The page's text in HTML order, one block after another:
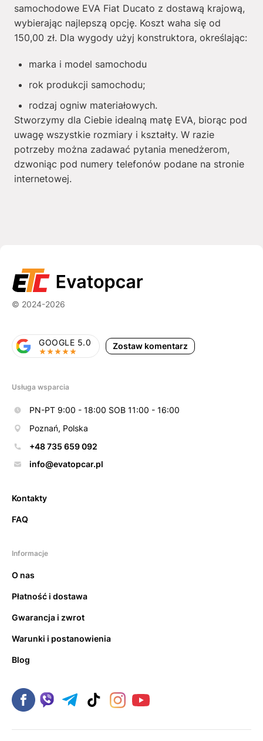
samochodowe EVA Fiat Ducato z dostawą krajową,
wybierając najlepszą opcję. Koszt waha się od
150,00 zł. Dla wygody użyj konstruktora, określając:
marka i model samochodu
rok produkcji samochodu;
rodzaj ogniw materiałowych.
Stworzymy dla Ciebie idealną matę EVA, biorąc pod
uwagę wszystkie rozmiary i kształty. W razie
potrzeby można zadawać pytania menedżerom,
dzwoniąc pod numery telefonów podane na stronie
internetowej.
© 2024-2026
Zostaw komentarz
GOOGLE 5.0
Usługa wsparcia
PN-PT 9:00 - 18:00 SOB 11:00 - 16:00
Poznań, Polska
+48 735 659 092
info@evatopcar.pl
Kontakty
FAQ
Informacje
O nas
Płatność i dostawa
Gwarancja i zwrot
Warunki i postanowienia
Blog